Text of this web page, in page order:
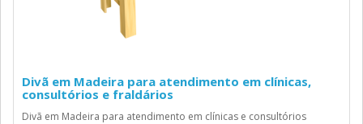
Divã em Madeira para atendimento em clínicas,
consultórios e fraldários
Divã em Madeira para atendimento em clínicas e consultórios